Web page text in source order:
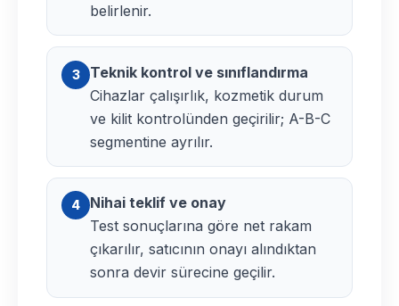
belirlenir.
3
Teknik kontrol ve sınıflandırma
Cihazlar çalışırlık, kozmetik durum
ve kilit kontrolünden geçirilir; A-B-C
segmentine ayrılır.
4
Nihai teklif ve onay
Test sonuçlarına göre net rakam
çıkarılır, satıcının onayı alındıktan
sonra devir sürecine geçilir.